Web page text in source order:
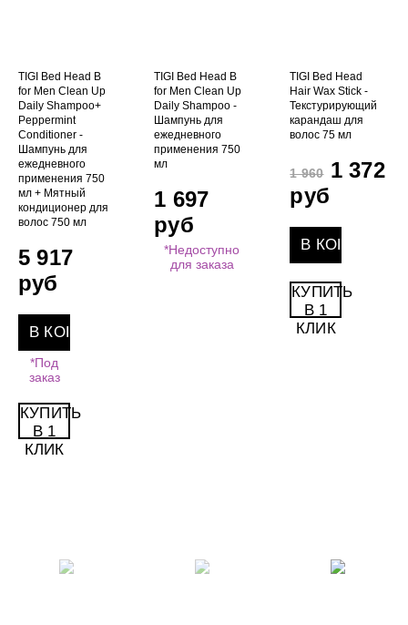
TIGI Bed Head B
for Men Clean Up
Daily Shampoo+
Peppermint
Conditioner -
Шампунь для
ежедневного
применения 750
мл + Мятный
кондиционер для
волос 750 мл
5 917
руб
*Под
заказ
КУПИТЬ
В 1
КЛИК
TIGI Bed Head B
for Men Clean Up
Daily Shampoo -
Шампунь для
ежедневного
применения 750
мл
1 697
руб
*Недоступно
для заказа
TIGI Bed Head
Hair Wax Stick -
Текстурирующий
карандаш для
волос 75 мл
1 9601 372
руб
КУПИТЬ
В 1
КЛИК